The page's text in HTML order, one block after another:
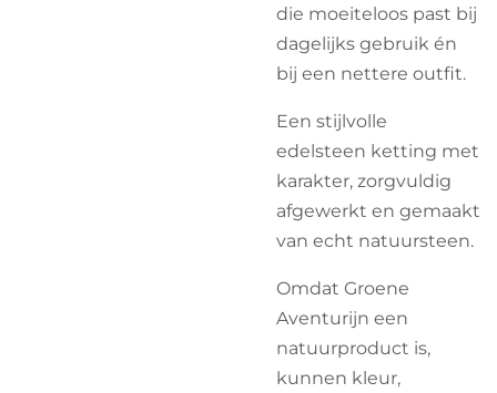
die moeiteloos past bij
dagelijks gebruik én
bij een nettere outfit.
Een stijlvolle
edelsteen ketting met
karakter, zorgvuldig
afgewerkt en gemaakt
van echt natuursteen.
Omdat Groene
Aventurijn een
natuurproduct is,
kunnen kleur,